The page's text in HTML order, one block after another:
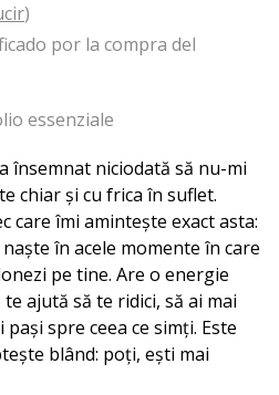
)
por la compra del
essenziale
însemnat niciodată să nu-mi
chiar și cu frica în suflet.
care îmi amintește exact asta:
în acele momente în care
pe tine. Are o energie
ajută să te ridici, să ai mai
spre ceea ce simți. Este
blând: poți, ești mai